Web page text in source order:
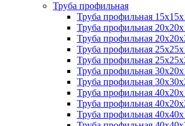
Труба профильная
Труба профильная
Труба профильная
Труба профильная
Труба профильная
Труба профильная
Труба профильная
Труба профильная
Труба профильная
Труба профильная
Труба профильная